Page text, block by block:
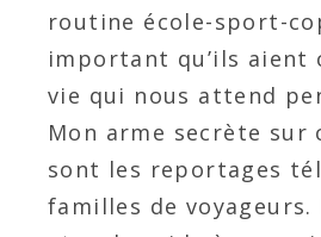
routine école-sport-
important qu’ils aient
vie qui nous attend
Mon arme secrète sur
sont les reportages
familles de